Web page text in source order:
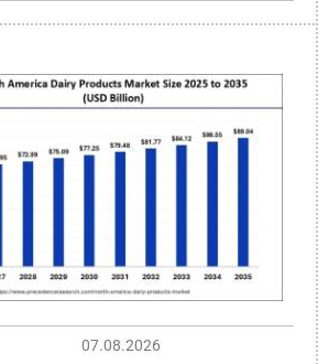
07.08.2026